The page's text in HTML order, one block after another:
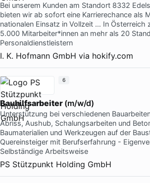
Bei unserem Kunden am Standort 8332
bieten wir ab sofort eine Karrierechance als
nationalen Einsatz in Vollzeit … In Österreich
5.000 Mitarbeiter*innen an mehr als 20
Personaldienstleistern
I. K. Hofmann GmbH via hokify.com
Bauhilfsarbeiter(m/w/d)
Unterstützung bei verschiedenen
Abriss, Aushub, Schalungsarbeiten und
Baumaterialien und Werkzeugen auf der
Quereinsteiger mit Berufserfahrung -
Selbständige Arbeitsweise
PS Stützpunkt Holding GmbH
6